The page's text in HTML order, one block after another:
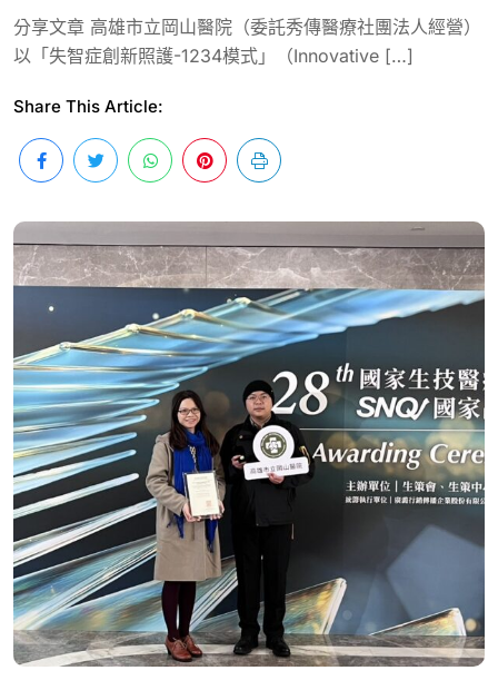
分享文章 高雄市立岡山醫院（委託秀傳醫療社團法人經營）
以「失智症創新照護-1234模式」（Innovative […]
Share This Article: